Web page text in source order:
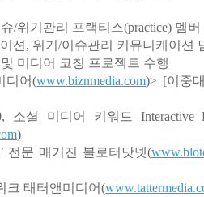
/위기관리 프랙티스(practice) 멤버
션, 위기/이슈관리 커뮤니케이션
미디어 코칭 프로젝트 수행
디어(www.biznmedia.com)> [이중
소셜 미디어 키워드 Interactive
)
전문 매거진 블로터닷넷(
크 태터앤미디어(